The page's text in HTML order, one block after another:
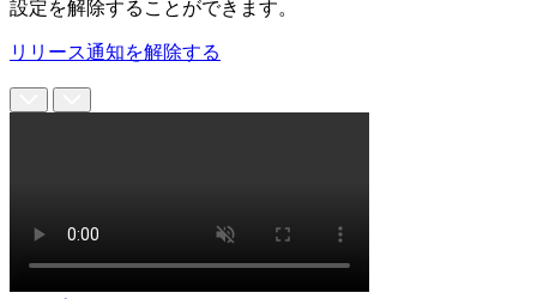
設定を解除することができます。
リリース通知を解除する